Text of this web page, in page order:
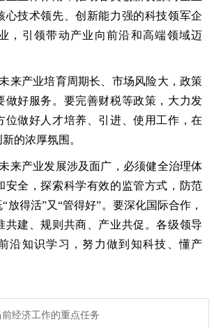
心技术领先、创新能力强的科技领军企
，引领带动产业向前沿和高端领域迈
产业培育周期长、市场风险大，政策
做好服务。要完善财税等政策，大力发
位做好人才培养、引进、使用工作，在
的浓厚氛围。
产业发展涉及面广，必须健全治理体
安全，探索科学有效的监管方式，防范
放得活”又“管得好”。要深化国际合作，
共建、规则共商、产业共促。各级领导
沿知识学习，努力做到知科技、懂产
经济工作的重点任务